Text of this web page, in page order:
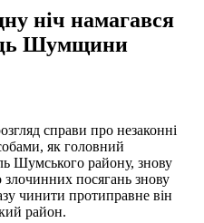
ніч намагався
Шумщини
справи про незаконні
як головний
Шумського району, знову
злочинних посягань знову
чинити протиправне він
район.